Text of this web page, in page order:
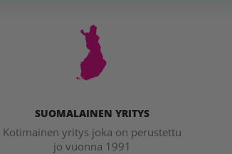
SUOMALAINEN YRITYS
Kotimainen yritys joka on perustettu
jo vuonna 1991